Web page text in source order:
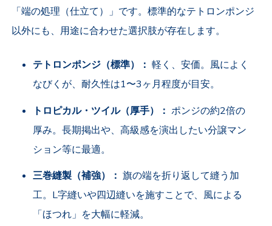
「端の処理（仕立て）」です。標準的なテトロンポンジ
以外にも、用途に合わせた選択肢が存在します。
テトロンポンジ（標準）： 軽く、安価。風によく
なびくが、耐久性は1〜3ヶ月程度が目安。
トロピカル・ツイル（厚手）： ポンジの約2倍の
厚み。長期掲出や、高級感を演出したい分譲マン
ション等に最適。
三巻縫製（補強）： 旗の端を折り返して縫う加
工。L字縫いや四辺縫いを施すことで、風による
「ほつれ」を大幅に軽減。